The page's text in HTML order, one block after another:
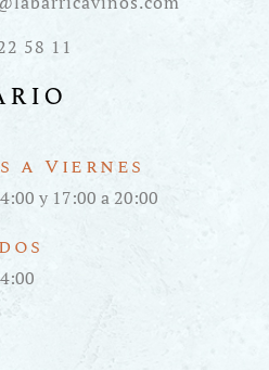
58 11
a Viernes
y 17:00 a 20:00